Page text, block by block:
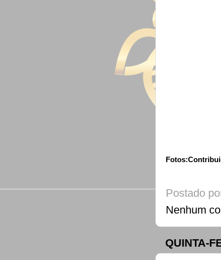
Postado
Nenhum
QUINTA-